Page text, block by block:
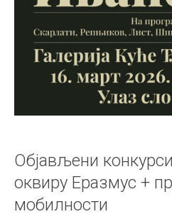
Објављени
оквиру Еразмус +
мобилности